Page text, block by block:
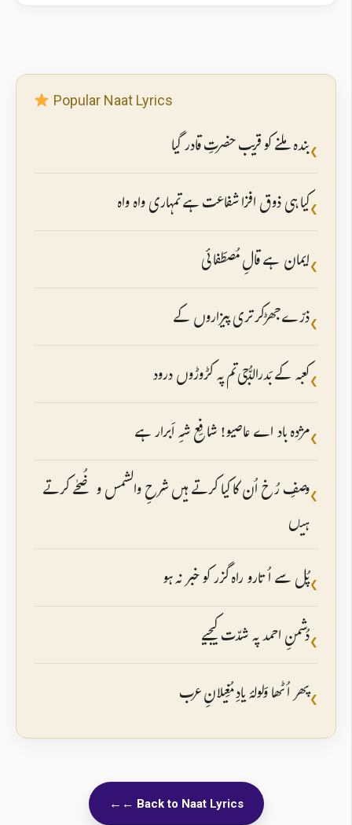
Popular Naat Lyrics
❮بندہ ملنے کو قریب حضرتِ قادر گیا
❮کیا ہی ذوق افزا شفاعت ہے تمہاری واہ واہ
❮ ایمان ہے قالِ مُصطَفائی
❮ذرّے جھڑ کر تری پیزاروں کے
❮کعبہ کے بَدرالدُّجی تم پہ کڑوڑوں درود
❮مژدہ باد اے عاصیو! شافِع شہِ اَبرار ہے
❮وصفِ رُخ اُن کا کیا کرتے ہیں شرحِ والشمس وضُحٰے کرتے
ہیں
❮پُل سے اُتارو راہ گزر کو خبر نہ ہو
❮دُشمنِ احمد پہ شدّت کیجیے
❮پھر اُٹھا وَلولۂ یادِ مُغِیلانِ عرب
← Back to Naat Lyrics